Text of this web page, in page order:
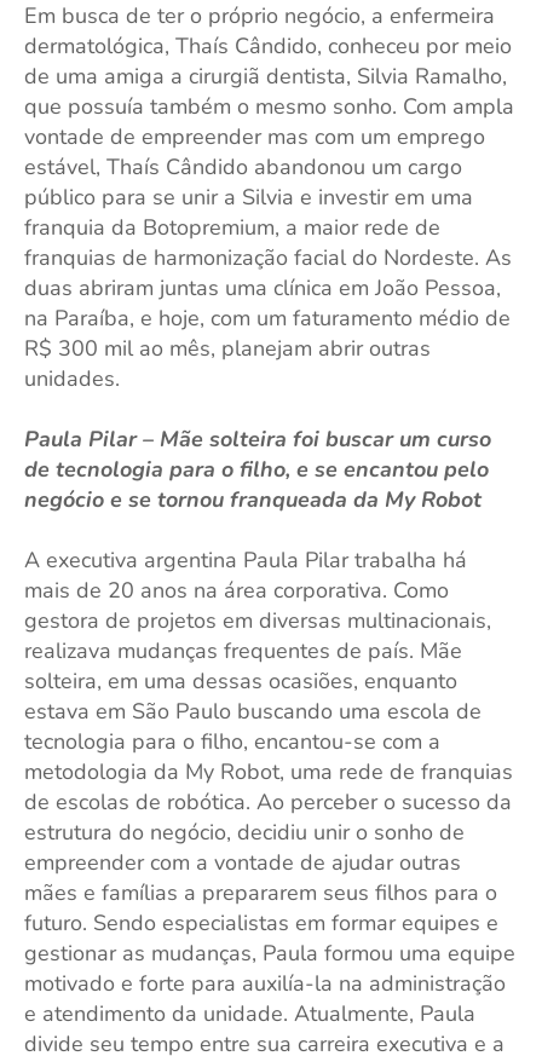
Em busca de ter o próprio negócio, a enfermeira
dermatológica, Thaís Cândido, conheceu por meio
de uma amiga a cirurgiã dentista, Silvia Ramalho,
que possuía também o mesmo sonho. Com ampla
vontade de empreender mas com um emprego
estável, Thaís Cândido abandonou um cargo
público para se unir a Silvia e investir em uma
franquia da Botopremium, a maior rede de
franquias de harmonização facial do Nordeste. As
duas abriram juntas uma clínica em João Pessoa,
na Paraíba, e hoje, com um faturamento médio de
R$ 300 mil ao mês, planejam abrir outras
unidades.
Paula Pilar – Mãe solteira foi buscar um curso
de tecnologia para o filho, e se encantou pelo
negócio e se tornou franqueada da My Robot
A executiva argentina Paula Pilar trabalha há
mais de 20 anos na área corporativa. Como
gestora de projetos em diversas multinacionais,
realizava mudanças frequentes de país. Mãe
solteira, em uma dessas ocasiões, enquanto
estava em São Paulo buscando uma escola de
tecnologia para o filho, encantou-se com a
metodologia da My Robot, uma rede de franquias
de escolas de robótica. Ao perceber o sucesso da
estrutura do negócio, decidiu unir o sonho de
empreender com a vontade de ajudar outras
mães e famílias a prepararem seus filhos para o
futuro. Sendo especialistas em formar equipes e
gestionar as mudanças, Paula formou uma equipe
motivado e forte para auxilía-la na administração
e atendimento da unidade. Atualmente, Paula
divide seu tempo entre sua carreira executiva e a